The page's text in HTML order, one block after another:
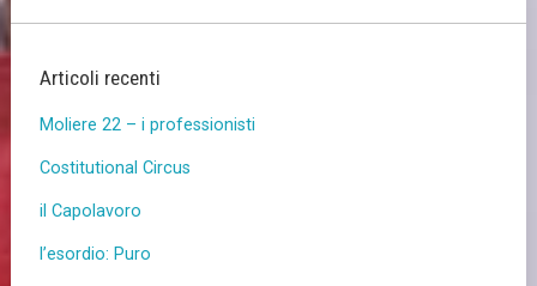
Articoli recenti
Moliere 22 – i professionisti
Costitutional Circus
il Capolavoro
l’esordio: Puro